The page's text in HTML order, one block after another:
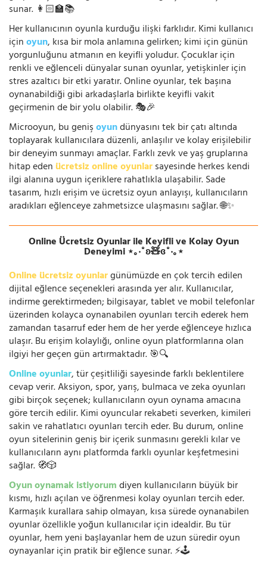
sunar. 👩🏻‍🏫📚
Her kullanıcının oyunla kurduğu ilişki farklıdır. Kimi kullanıcı
içinoyun, kısa bir mola anlamına gelirken; kimi için günün
yorgunluğunu atmanın en keyifli yoludur. Çocuklar için
renkli ve eğlenceli dünyalar sunan oyunlar, yetişkinler için
stres azaltıcı bir etki yaratır. Online oyunlar, tek başına
oynanabildiği gibi arkadaşlarla birlikte keyifli vakit
geçirmenin de bir yolu olabilir. 🎭🎉
Microoyun, bu genişoyundünyasını tek bir çatı altında
toplayarak kullanıcılara düzenli, anlaşılır ve kolay erişilebilir
bir deneyim sunmayı amaçlar. Farklı zevk ve yaş gruplarına
hitap eden ücretsiz online oyunlarsayesinde herkes kendi
ilgi alanına uygun içeriklere rahatlıkla ulaşabilir. Sade
tasarım, hızlı erişim ve ücretsiz oyun anlayışı, kullanıcıların
aradıkları eğlenceye zahmetsizce ulaşmasını sağlar. 🌐✨
Online Ücretsiz Oyunlar ile Keyifli ve Kolay Oyun
Deneyimi ⋆｡‧˚ʚ🧸ɞ˚‧｡⋆
Online ücretsiz oyunlargünümüzde en çok tercih edilen
dijital eğlence seçenekleri arasında yer alır. Kullanıcılar,
indirme gerektirmeden; bilgisayar, tablet ve mobil telefonlar
üzerinden kolayca oynanabilen oyunları tercih ederek hem
zamandan tasarruf eder hem de her yerde eğlenceye hızlıca
ulaşır. Bu erişim kolaylığı, online oyun platformlarına olan
ilgiyi her geçen gün artırmaktadır. 🎯🔍
Online oyunlar, tür çeşitliliği sayesinde farklı beklentilere
cevap verir. Aksiyon, spor, yarış, bulmaca ve zeka oyunları
gibi birçok seçenek; kullanıcıların oyun oynama amacına
göre tercih edilir. Kimi oyuncular rekabeti severken, kimileri
sakin ve rahatlatıcı oyunları tercih eder. Bu durum, online
oyun sitelerinin geniş bir içerik sunmasını gerekli kılar ve
kullanıcıların aynı platformda farklı oyunlar keşfetmesini
sağlar. 🧭🎲
Oyun oynamak istiyorumdiyen kullanıcıların büyük bir
kısmı, hızlı açılan ve öğrenmesi kolay oyunları tercih eder.
Karmaşık kurallara sahip olmayan, kısa sürede oynanabilen
oyunlar özellikle yoğun kullanıcılar için idealdir. Bu tür
oyunlar, hem yeni başlayanlar hem de uzun süredir oyun
oynayanlar için pratik bir eğlence sunar. ⚡🕹️